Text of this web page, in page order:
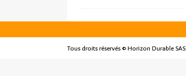
Tous droits réservés © Horizon Durable SAS